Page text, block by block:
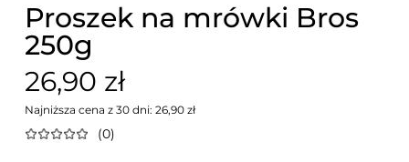
Proszek na mrówki Bros
250g
26,90 zł
Najniższa cena z 30 dni: 26,90 zł
(0)